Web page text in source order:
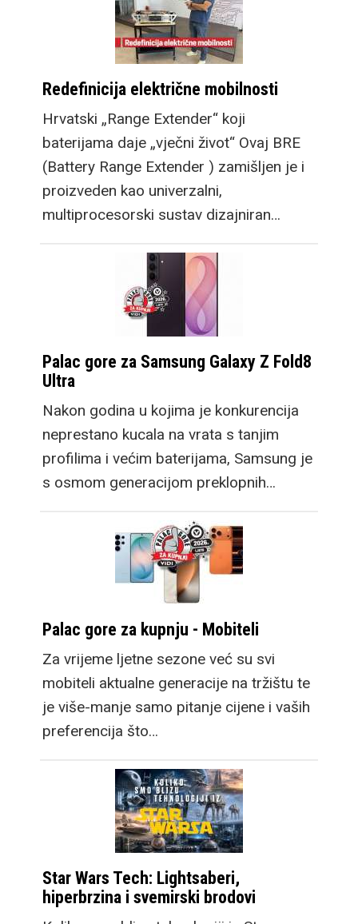
Redefinicija električne mobilnosti
Hrvatski „Range Extender“ koji
baterijama daje „vječni život“ Ovaj BRE
(Battery Range Extender ) zamišljen je i
proizveden kao univerzalni,
multiprocesorski sustav dizajniran…
Palac gore za Samsung Galaxy Z Fold8
Ultra
Nakon godina u kojima je konkurencija
neprestano kucala na vrata s tanjim
profilima i većim baterijama, Samsung je
s osmom generacijom preklopnih…
Palac gore za kupnju - Mobiteli
Za vrijeme ljetne sezone već su svi
mobiteli aktualne generacije na tržištu te
je više-manje samo pitanje cijene i vaših
preferencija što…
Star Wars Tech: Lightsaberi,
hiperbrzina i svemirski brodovi